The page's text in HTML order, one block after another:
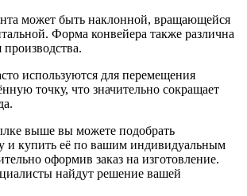
может быть наклонной, вращающейся
Форма конвейера также различна
производства.
используются для перемещения
точку, что значительно сокращает
выше вы можете подобрать
и купить её по вашим индивидуальным
оформив заказ на изготовление.
найдут решение вашей